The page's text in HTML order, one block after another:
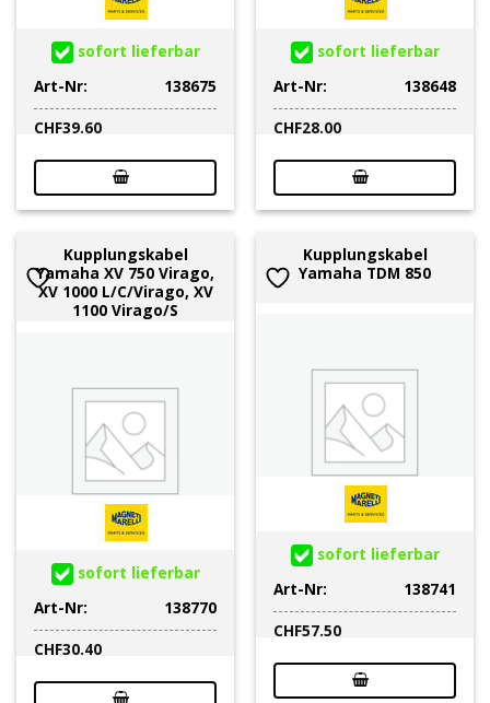
sofort lieferbar
Art-Nr:
138675
CHF39.60
sofort lieferbar
Art-Nr:
138648
CHF28.00
Kupplungskabel
Yamaha XV 750 Virago,
XV 1000 L/C/Virago, XV
1100 Virago/S
sofort lieferbar
Art-Nr:
138770
CHF30.40
Kupplungskabel
Yamaha TDM 850
sofort lieferbar
Art-Nr:
138741
CHF57.50